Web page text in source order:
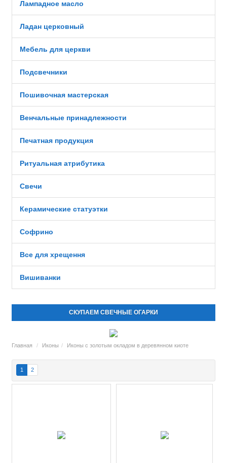
Лампадное масло
Ладан церковный
Мебель для церкви
Подсвечники
Пошивочная мастерская
Венчальные принадлежности
Печатная продукция
Ритуальная атрибутика
Свечи
Керамические статуэтки
Софрино
Все для хрещення
Вишиванки
СКУПАЕМ СВЕЧНЫЕ ОГАРКИ
Главная Иконы Иконы с золотым окладом в деревянном киоте
1 2